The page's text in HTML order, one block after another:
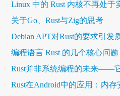
Linux 中的 Rust 内核不再处于
关于Go、Rust与Zig的思考
Debian APT对Rust的要求引发
编程语言 Rust 的几个核心问题
Rust并非系统编程的未来——
Rust在Android中的应用：内